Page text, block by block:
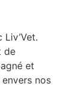
de
et
nos